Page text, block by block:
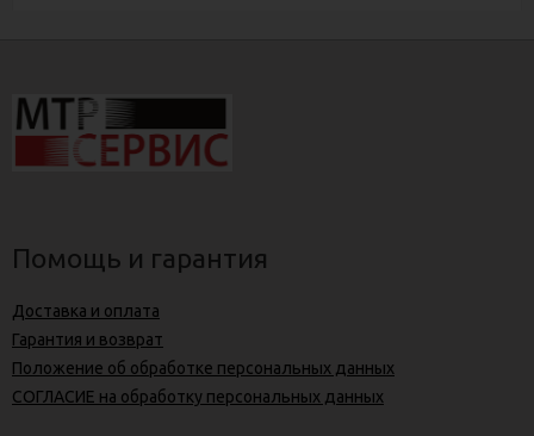
Помощь и гарантия
Доставка и оплата
Гарантия и возврат
Положение об обработке персональных данных
СОГЛАСИЕ на обработку персональных данных